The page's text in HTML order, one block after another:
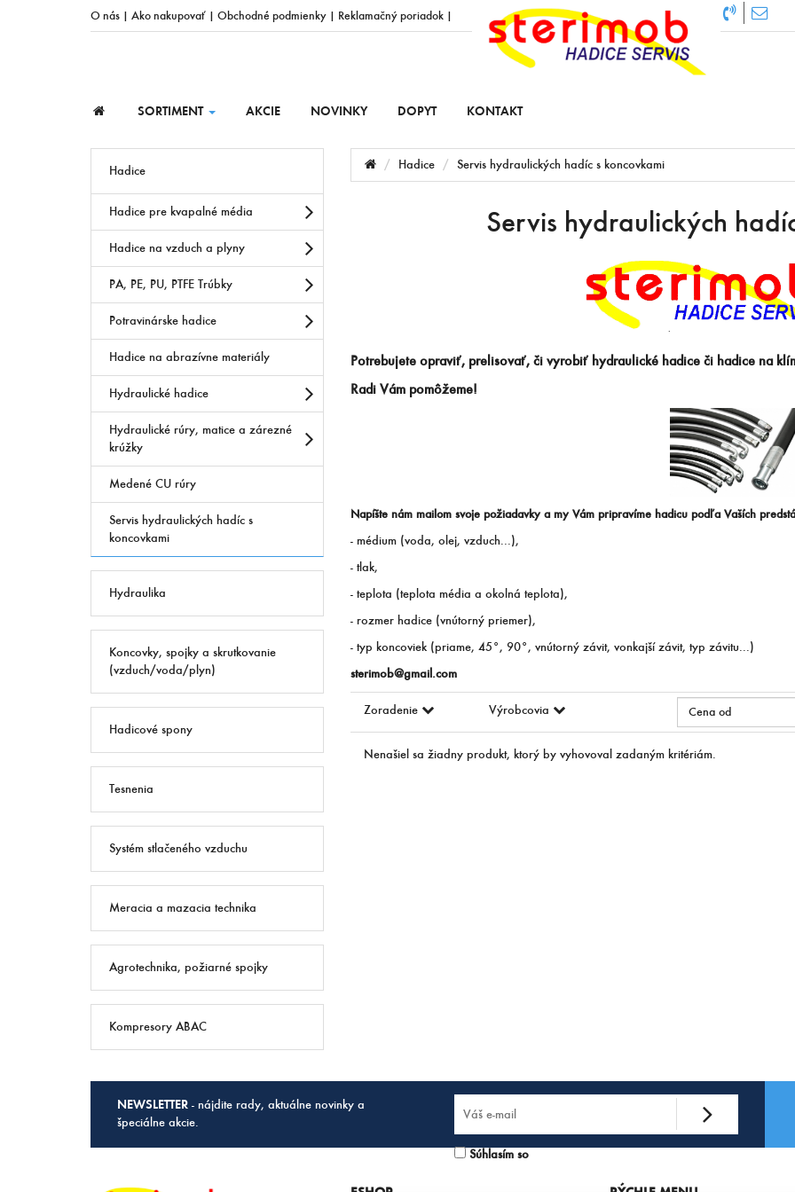
O nás | Ako nakupovať | Obchodné podmienky | Reklamačný poriadok |
SORTIMENT AKCIE NOVINKY DOPYT KONTAKT
Hadice
Hadice pre kvapalné média
Hadice na vzduch a plyny
PA, PE, PU, PTFE Trúbky
Potravinárske hadice
Hadice na abrazívne materiály
Hydraulické hadice
Hydraulické rúry, matice a zárezné
krúžky
Medené CU rúry
Servis hydraulických hadíc s
koncovkami
Hydraulika
Koncovky, spojky a skrutkovanie
(vzduch/voda/plyn)
Hadicové spony
Tesnenia
Systém stlačeného vzduchu
Meracia a mazacia technika
Agrotechnika, požiarné spojky
Kompresory ABAC
Hadice Servis hydraulických hadíc s koncovkami
Servis hydraulických
Potrebujete opraviť, prelisovať, či vyrobiť hydraulické hadice či hadice na
Radi Vám pomôžeme!
Napíšte nám mailom svoje požiadavky a my Vám pripravíme hadicu podľa Vaších
- médium (voda, olej, vzduch...),
- tlak,
- teplota (teplota média a okolná teplota),
- rozmer hadice (vnútorný priemer),
- typ koncoviek (priame, 45°, 90°, vnútorný závit, vonkajší závit, typ závitu...)
sterimob@gmail.com
Zoradenie Výrobcovia
Nenašiel sa žiadny produkt, ktorý by vyhovoval zadaným kritériám.
NEWSLETTER - nájdite rady, aktuálne novinky a
špeciálne akcie.
Súhlasím so